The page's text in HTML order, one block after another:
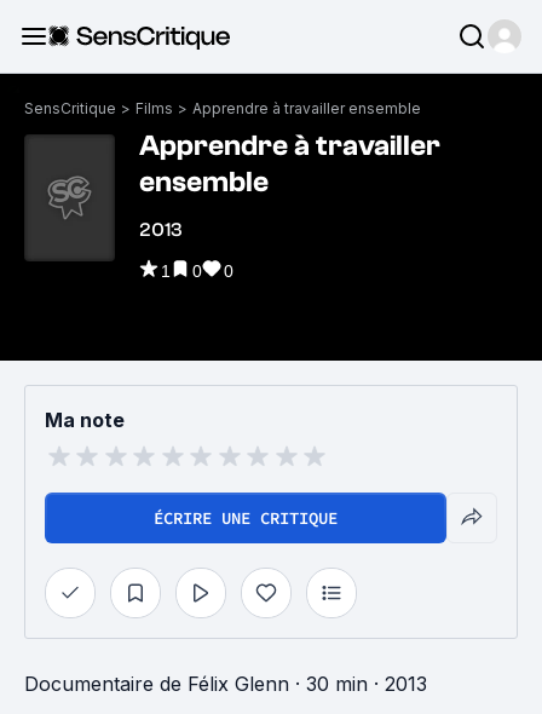
SensCritique > Films > Apprendre à travailler ensemble
Apprendre à travailler
ensemble
2013
1 0 0
Ma note
ÉCRIRE UNE CRITIQUE
Documentaire de Félix Glenn · 30 min · 2013